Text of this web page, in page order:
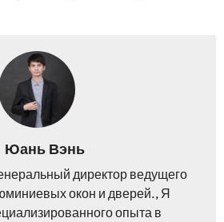
Юань Вэнь
директор ведущего
окон и дверей., Я
опыта в